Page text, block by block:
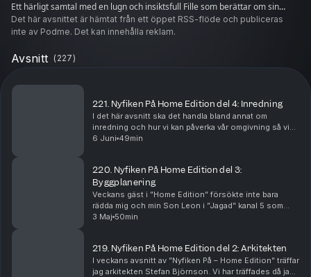
Ett härligt samtal med en lugn och insiktsfull Fille som berättar om sin
karaktär på ett kärleksfullt sätt och om hur Lilla al Fadji har en
självförtroende som Fille själv önskar han hade lite mer av.
Missa inte veckans avsnitt!
Det här avsnittet är hämtat från ett öppet RSS-flöde och publiceras
inte av Podme. Det kan innehålla reklam.
Avsnitt (227)
221. Nyfiken På Home Edition del 4: Inredning
I det här avsnitt ska det handla bland annat om
inredning och hur vi kan påverka vår omgivning så vi
ska må så bra som möjligt och då enligt neurodesign.
6 Juni 49min
220. Nyfiken På Home Edition del 3:
Byggplanering
Veckans gäst i ”Home Edition” försökte inte bara
rädda mig och min Son Leon i ”Jagad” kanal 5 som
avslutades i veckan. Nu hjälper han även mig med
3 Maj 50min
219. Nyfiken På Home Edition del 2: Arkitekten
I veckans avsnitt av ”Nyfiken På – Home Edition” träffar
jag arkitekten Stefan Björnson. Vi har träffades då jag